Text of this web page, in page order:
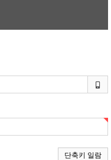
단축키 일람